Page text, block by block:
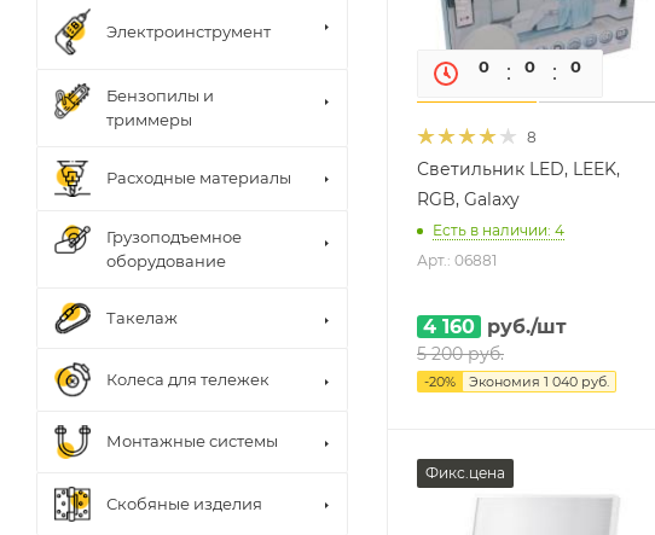
0 0 0
8
Светильник LED, LEEK,
RGB, Galaxy
Есть в наличии: 4
Арт.: 06881
4 160 руб./шт
5 200руб.
-20% Экономия 1 040 руб.
Фикс.цена
Электроинструмент
Бензопилы и
триммеры
Расходные материалы
Грузоподъемное
оборудование
Такелаж
Колеса для тележек
Монтажные системы
Скобяные изделия